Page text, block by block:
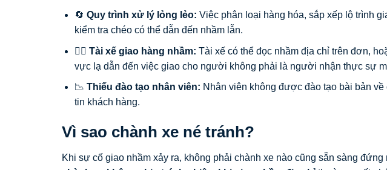
🔄 Quy trình xử lý lỏng lẻo: Việc phân loại hàng hóa, sắp xếp lộ trình
kiểm tra chéo có thể dẫn đến nhầm lẫn.
👨‍✈️ Tài xế giao hàng nhầm: Tài xế có thể đọc nhầm địa chỉ trên đơn,
vực lạ dẫn đến việc giao cho người không phải là người nhận thực sự
📉 Thiếu đào tạo nhân viên: Nhân viên không được đào tạo bài bản
tin khách hàng.
Vì sao chành xe né tránh?
Khi sự cố giao nhầm xảy ra, không phải chành xe nào cũng sẵn sàng